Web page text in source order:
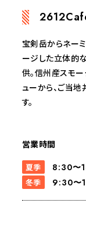
宝剣岳からネー
ージした立体的
供。信州産スモ
ューから、ご当
す。
営業時間
夏季 8:30〜
冬季 9:30〜